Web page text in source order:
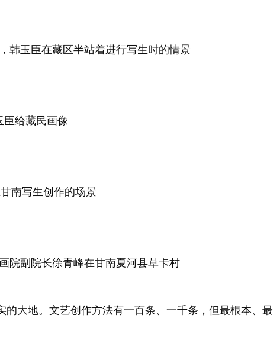
韩玉臣在藏区半站着进行写生时的情景
臣给藏民画像
南写生创作的场景
院副院长徐青峰在甘南夏河县草卡村
大地。文艺创作方法有一百条、一千条，但最根本、最